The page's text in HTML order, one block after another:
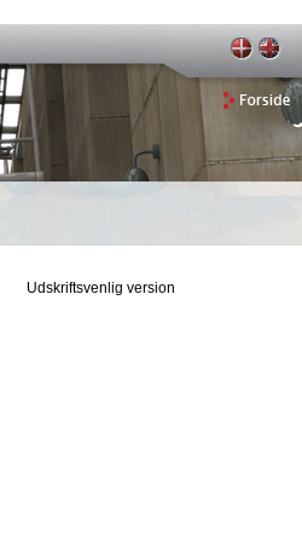
Udskriftsvenlig version